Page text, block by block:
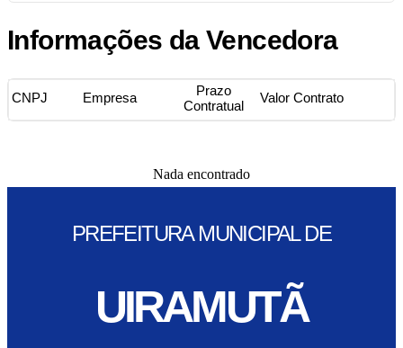
Informações da Vencedora
CNPJ Empresa
Prazo
Contratual
Valor Contrato
Nada encontrado
PREFEITURA MUNICIPAL DE
UIRAMUTÃ